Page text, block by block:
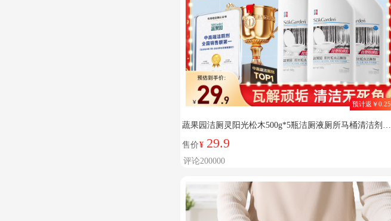
预计返￥0.25
蔬果园洁厕灵阳光松木500g*5瓶洁厕液厕所马桶清洁剂去
污除味有效抑菌
售价¥ 29.9
评论200000